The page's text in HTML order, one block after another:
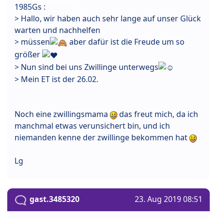
1985Gs :
> Hallo, wir haben auch sehr lange auf unser Glück
warten und nachhelfen
> müssen
aber dafür ist die Freude um so
größer
> Nun sind bei uns Zwillinge unterwegs
> Mein ET ist der 26.02.
Noch eine zwillingsmama
das freut mich, da ich
manchmal etwas verunsichert bin, und ich
niemanden kenne der zwillinge bekommen hat
Lg
gast.3485320 23. Aug 2019 08:51